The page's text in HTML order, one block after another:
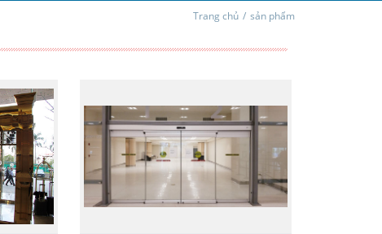
Trang chủ / sản phẩm